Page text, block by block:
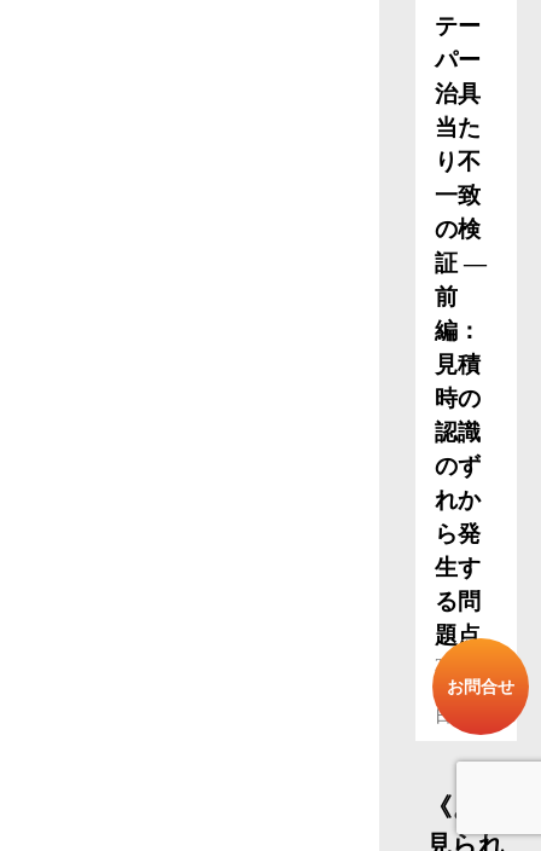
テー
パー
治具
当た
り不
一致
の検
証 ―
前
編：
見積
時の
認識
のず
れか
ら発
生す
る問
題点
2026年
1月 15
日
《よく
見られ
お問合せ